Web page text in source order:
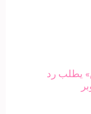
يطلب رد